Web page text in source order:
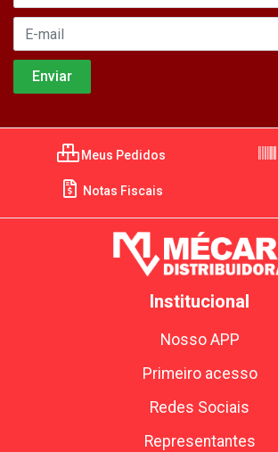
Meus Pedidos
Notas Fiscais
Institucional
Nosso APP
Primeiro acesso
Redes Sociais
Representantes